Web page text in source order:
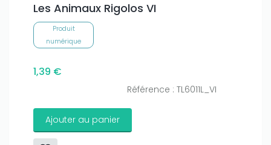
Les Animaux Rigolos VI
Produit
numérique
1,39 €
Référence : TL6011L_VI
Ajouter au panier